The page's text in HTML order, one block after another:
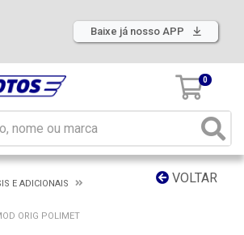
Baixe já nosso APP
0
VOLTAR
E ADICIONAIS
ORIG POLIMET